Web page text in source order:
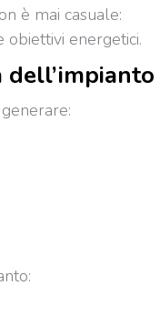
è mai casuale:
obiettivi energetici.